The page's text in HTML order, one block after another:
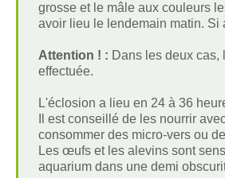
grosse et le mâle aux couleurs
avoir lieu le lendemain matin.
Attention ! : Dans les deux
effectuée.
L'éclosion a lieu en 24 à 36
Il est conseillé de les nourrir
consommer des micro-vers ou
Les œufs et les alevins sont
aquarium dans une demi